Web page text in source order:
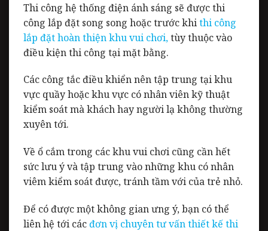
Thi công hệ thống điện ánh sáng sẽ được thi
công lắp đặt song song hoặc trướckhithi công
lắp đặt hoàn thiện khu vui chơi,tùy thuộc vào
điều kiện thi công tại mặt bằng.
Các công tắc điều khiển nên tập trung tại khu
vực quầy hoặc khu vực có nhân viên kỹ thuật
kiểm soát mà khách hay người lạ không thường
xuyên tới.
Về ổ cắm trong các khu vui chơi cũng cần hết
sức lưu ý và tập trung vào những khu có nhân
viêm kiểm soát được, tránh tầm với của trẻ nhỏ.
Để có được một không gian ưng ý, bạn có thể
liên hệ tới cácđơn vị chuyên tư vấn thiết kế thi